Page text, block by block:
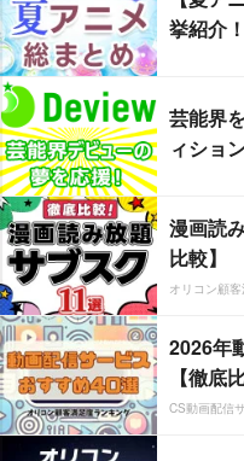
挙紹介！
芸能界
ィショ
漫画読
比較】
オリコン顧
2026年
【徹底
CS動画配信